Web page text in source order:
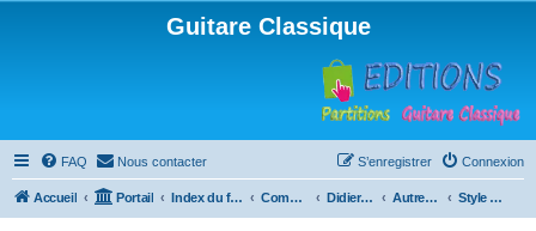
Guitare Classique
FAQ Nous contacter Connexion
S’enregistrer
Accueil Portail Index du forum Compositions Didierland Autres musiques Style anciens